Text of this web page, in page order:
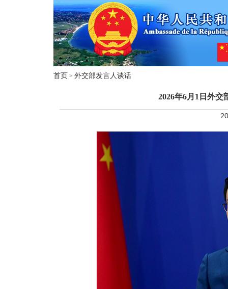
首页 > 外交部发言人谈话
2026年6月1日外交